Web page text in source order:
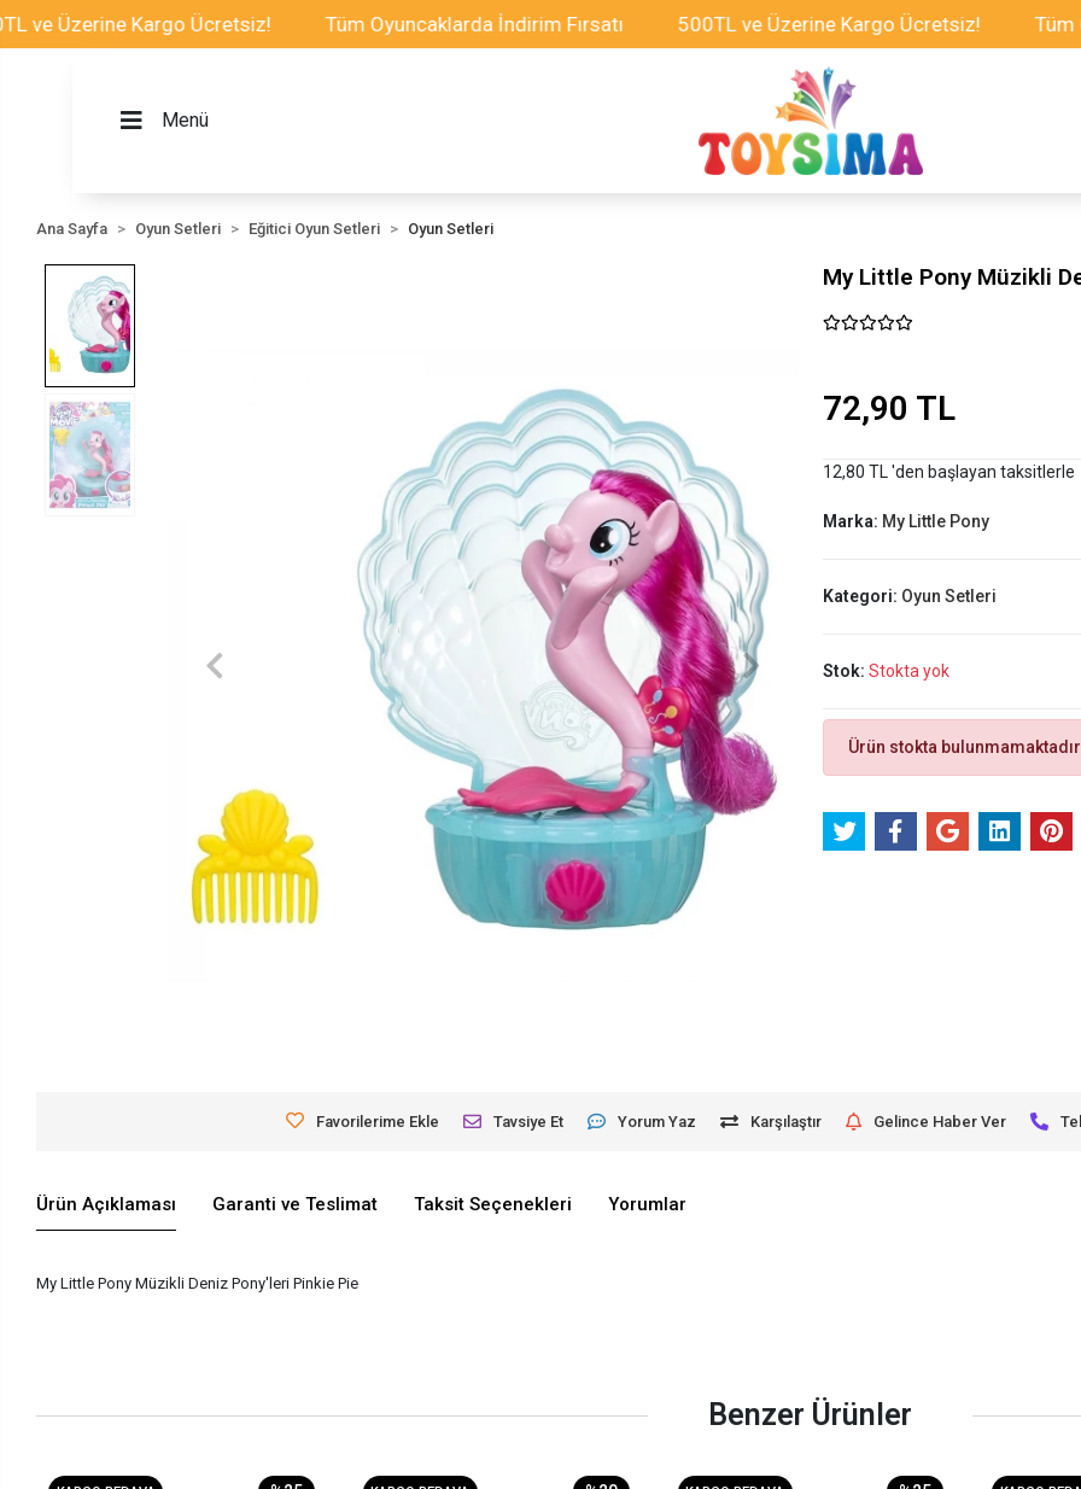
Üzerine Kargo Ücretsiz! Tüm Oyuncaklarda İndirim Fırsatı 500TL ve Üzerine Kargo Ücretsiz! Tüm
Menü
Ana Sayfa Oyun Setleri Eğitici Oyun Setleri Oyun Setleri
My Little Pony Müzikli
72,90 TL
12,80 TL 'den başlayan taksitlerle
Marka: My Little Pony
Kategori: Oyun Setleri
Stok: Stokta yok
Ürün stokta
Favorilerime Ekle Tavsiye Et Yorum Yaz Karşılaştır Gelince Haber Ver
Ürün Açıklaması Garanti ve Teslimat Taksit Seçenekleri Yorumlar
My Little Pony Müzikli Deniz Pony'leri Pinkie Pie
Benzer Ürünler